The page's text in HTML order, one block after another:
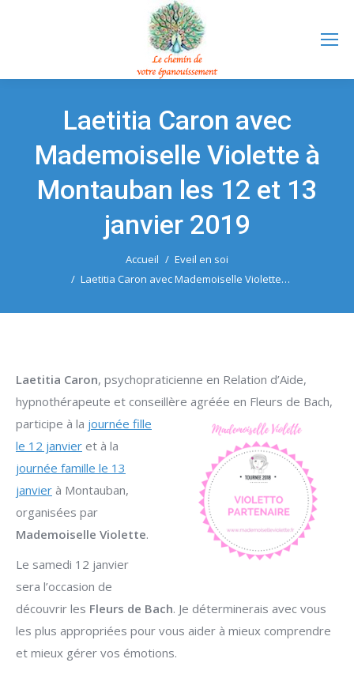
Laetitia Caron avec
Mademoiselle Violette à
Montauban les 12 et 13
janvier 2019
Accueil
Eveil en soi
Laetitia Caron avec Mademoiselle Violette…
Laetitia Caron, psychopraticienne en Relation d’Aide,
hypnothérapeute et conseillère agréée en Fleurs de Bach,
participe à la journée fille
le 12 janvier et à la
journée famille le 13
janvier à Montauban,
organisées par
Mademoiselle Violette.
Le samedi 12 janvier
sera l’occasion de
découvrir les Fleurs de Bach. Je déterminerais avec vous
les plus appropriées pour vous aider à mieux comprendre
et mieux gérer vos émotions.